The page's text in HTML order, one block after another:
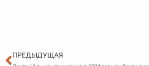
Пред
ПРЕДЫДУЩАЯ